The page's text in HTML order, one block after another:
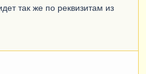
так же по реквизитам из